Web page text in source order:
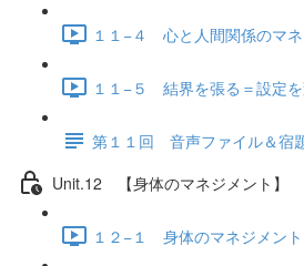
１１−４ 心と人間関係のマ
１１−５ 結界を張る＝設定
第１１回 音声ファイル＆宿
Unit.12 【身体のマネジメント】
１２−１ 身体のマネジメン